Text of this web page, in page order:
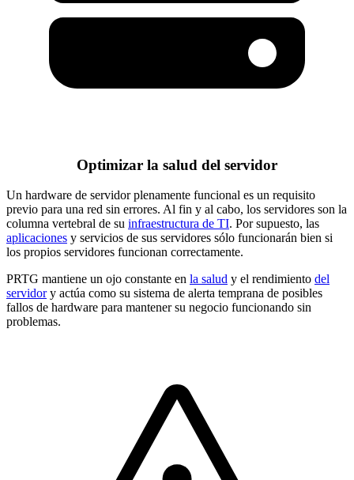
Optimizar la salud del servidor
Un hardware de servidor plenamente funcional es un requisito
previo para una red sin errores. Al fin y al cabo, los servidores son la
columna vertebral de su infraestructura de TI. Por supuesto, las
aplicaciones y servicios de sus servidores sólo funcionarán bien si
los propios servidores funcionan correctamente.
PRTG mantiene un ojo constante en la salud y el rendimiento del
servidory actúa como su sistema de alerta temprana de posibles
fallos de hardware para mantener su negocio funcionando sin
problemas.